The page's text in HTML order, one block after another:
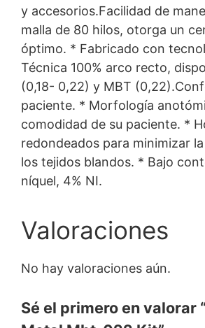
y accesorios.Facilidad de
malla de 80 hilos, otorga un
óptimo. * Fabricado con
Técnica 100% arco recto,
(0,18- 0,22) y MBT
paciente. * Morfología
comodidad de su paciente. *
redondeados para minimizar
los tejidos blandos. * Bajo
níquel, 4% NI.
Valoraciones
No hay valoraciones aún.
Sé el primero en valorar